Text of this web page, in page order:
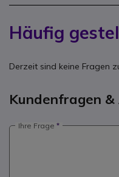
Häufig
Derzeit sind keine Fragen
Kundenfragen
Ihre Frage